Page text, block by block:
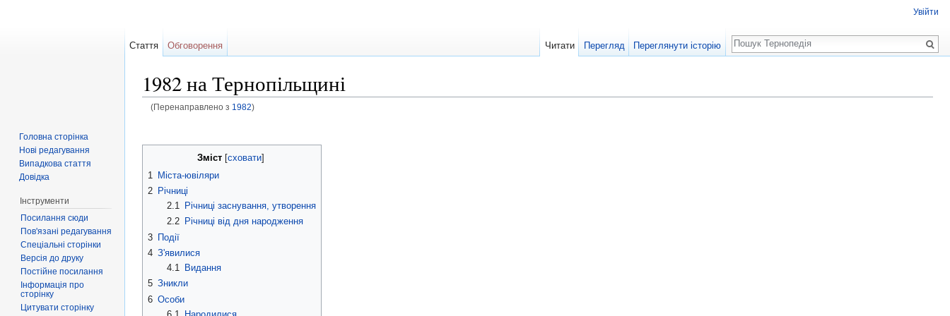
1982 на Тернопільщині
(Перенаправлено з 1982)
Зміст[сховати]
1
Міста-ювіляри
2 Річниці
2.1
Річниці заснування, утворення
2.2
Річниці від дня народження
3 Події
4 З'явилися
4.1
Видання
5 Зникли
6 Особи
Увійти
Стаття Обговорення Читати Перегляд Переглянути історію
Пошук
Головна сторінка
Нові редагування
Випадкова стаття
Довідка
Інструменти
Посилання сюди
Пов'язані редагування
Спеціальні сторінки
Версія до друку
Постійне посилання
Інформація про
сторінку
Цитувати сторінку